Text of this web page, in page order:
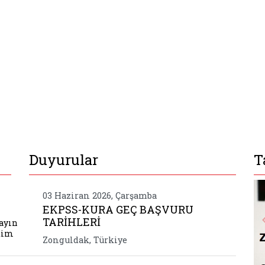
gaziler dernegi genel baskani sayin
Duyurular
03 Haziran 2026, Çarşamba
EKPSS-KURA GEÇ BAŞVURU
TARİHLERİ
Zonguldak, Türkiye